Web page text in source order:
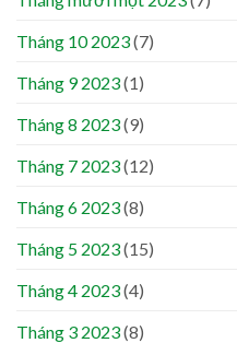
Tháng 10 2023(7)
Tháng 9 2023(1)
Tháng 8 2023(9)
Tháng 7 2023(12)
Tháng 6 2023(8)
Tháng 5 2023(15)
Tháng 4 2023(4)
Tháng 3 2023(8)